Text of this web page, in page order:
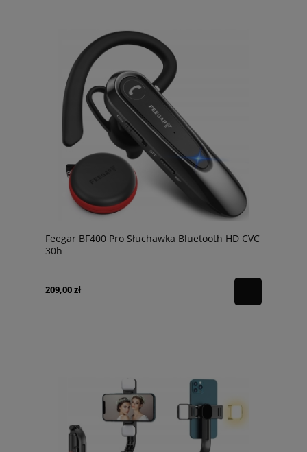
Feegar BF400 Pro Słuchawka Bluetooth HD CVC
30h
209,00 zł